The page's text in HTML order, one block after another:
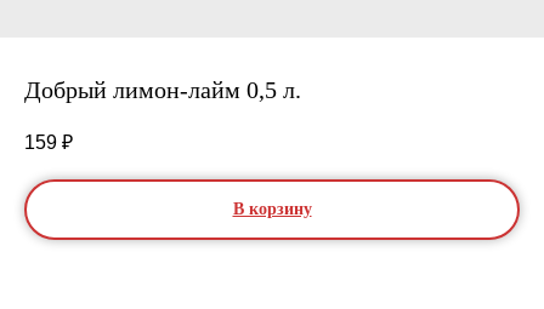
Добрый лимон-лайм 0,5 л.
159 ₽
В корзину